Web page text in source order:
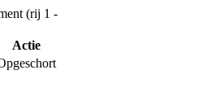
(rij 1 -
Actie